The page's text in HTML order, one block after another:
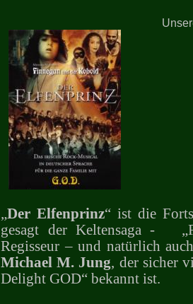
„Der Elfenprinz“ ist die
gesagt der Keltensaga -
Regisseur – und natürlich
Michael M. Jung, der sicher
Delight GOD“ bekannt ist.